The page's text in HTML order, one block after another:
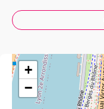
+
−